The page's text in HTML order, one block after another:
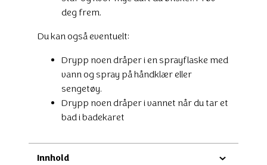
deg frem.
Du kan også eventuelt:
Drypp noen dråper i en sprayflaske med
vann og spray på håndklær eller
sengetøy.
Drypp noen dråper i vannet når du tar et
bad i badekaret
Innhold